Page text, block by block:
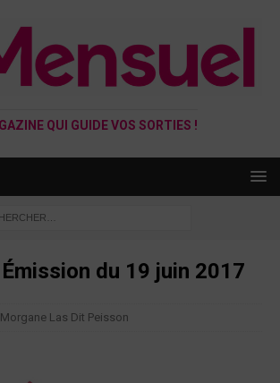
QUI GUIDE VOS SORTIES !
du 19 juin 2017
Morgane Las Dit Peisson